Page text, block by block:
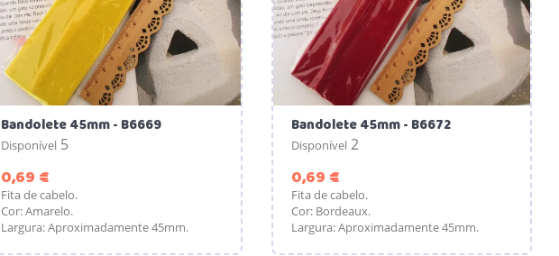
Bandolete 45mm - B6669
Disponível 5
0,69 €
Fita de cabelo.
Cor: Amarelo.
Largura: Aproximadamente 45mm.
Bandolete 45mm - B6672
Disponível 2
0,69 €Preço
Fita de cabelo.
Cor: Bordeaux.
Largura: Aproximadamente 45mm.